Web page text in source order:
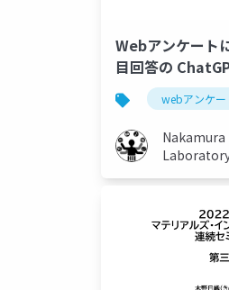
Webアンケート
目回答の
分類
webアンケー
Nakamura